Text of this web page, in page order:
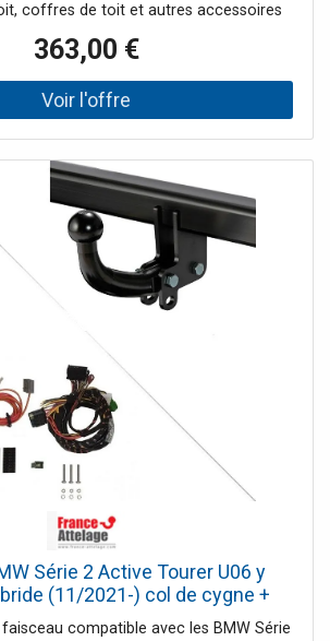
coffres de toit et autres accessoires
gamme de la marque Thule et vous
prix tout au long de l'année.
363,00 €
Série 2 Active Tourer U06 y
(11/2021-) col de cygne +
13 broches Bosstow
compatible avec les BMW Série